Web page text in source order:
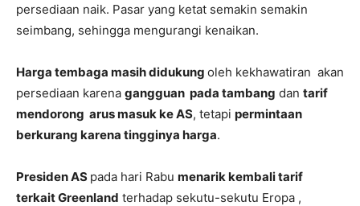
persediaan naik. Pasar yang ketat semakin semakin
seimbang, sehingga mengurangi kenaikan.
Harga tembaga masih didukung oleh kekhawatiran akan
persediaan karena gangguan pada tambang dan tarif
mendorong arus masuk ke AS, tetapi permintaan
berkurang karena tingginya harga.
Presiden AS pada hari Rabu menarik kembali tarif
terkait Greenland terhadap sekutu-sekutu Eropa ,